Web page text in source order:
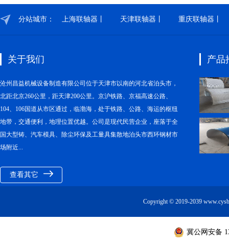
分站城市： 上海联轴器丨 天津联轴器丨 重庆联轴器丨
关于我们
沧州昌益机械设备制造有限公司位于天津市以南的河北省泊头市，
北距北京260公里，距天津200公里。京沪铁路、京福高速公路、
104、106国道从市区通过，临渤海，处于铁路、公路、海运的枢纽
地带，交通便利，地理位置优越。公司是现代民营企业，座落于全
国大型铸、汽车模具、除尘环保及工量具集散地泊头市西环钢材市
场附近...
查看其它
产品
Copyright © 2019-2039
冀公网安备